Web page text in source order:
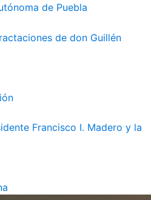
de Puebla
de don Guillén
Francisco I. Madero y la